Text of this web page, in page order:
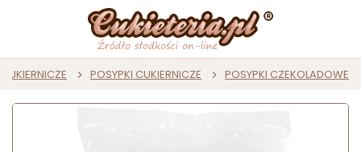
POSYPKI CUKIERNICZE POSYPKI CZEKOLADOWE